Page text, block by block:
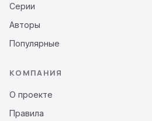
Серии
Авторы
Популярные
КОМПАНИЯ
О проекте
Правила